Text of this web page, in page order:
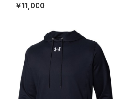
￥11,000